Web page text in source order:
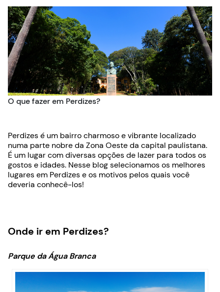
O que fazer em Perdizes?
Perdizes é um bairro charmoso e vibrante localizado
numa parte nobre da Zona Oeste da capital paulistana.
É um lugar com diversas opções de lazer para todos os
gostos e idades. Nesse blog selecionamos os melhores
lugares em Perdizes e os motivos pelos quais você
deveria conhecê-los!
Onde ir em Perdizes?
Parque da Água Branca